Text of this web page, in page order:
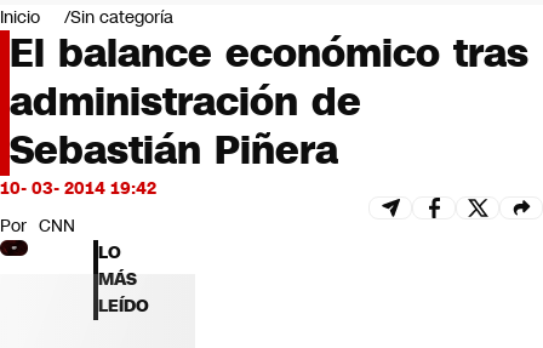
Negocios
Deportes
Programas completos
Cultura
Servicios
Bits
CNN tiempo
Futuro 360
Opinión
Inicio Sin categoría
El balance económico tras
administración de
Sebastián Piñera
10- 03- 2014 19:42
Por CNN
LO
MÁS
LEÍDO